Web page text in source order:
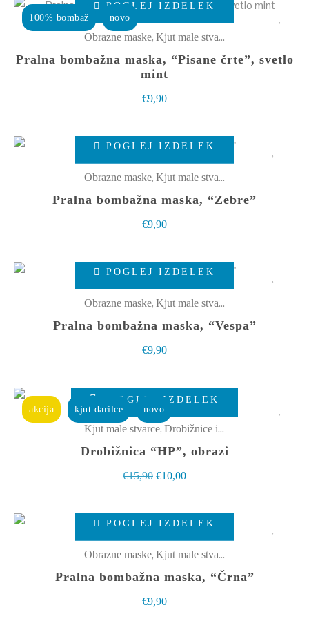
100% bombaž novo
POGLEJ IZDELEK
več
Obrazne maske, Kjut male stvarce
Pralna bombažna maska, “Pisane črte”, svetlo
mint
€9,90
POGLEJ IZDELEK
Ta
več
izberete
na
izdelka
Obrazne maske, Kjut male stvarce
Pralna bombažna maska, “Zebre”
€9,90
POGLEJ IZDELEK
Ta
več
na
Obrazne maske, Kjut male stvarce
Pralna bombažna maska, “Vespa”
€9,90
akcija kjut darilce novo
POGLEJ IZDELEK
Kjut male stvarce, Drobižnice in toaletke
Drobižnica “HP”, obrazi
€15,90 Izvirna
je
€15,90.
€10,00Trenutna
je:
POGLEJ IZDELEK
Ta
več
Obrazne maske, Kjut male stvarce
Pralna bombažna maska, “Črna”
€9,90